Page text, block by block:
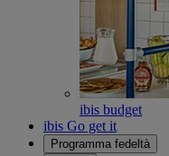
ibis budget
ibis Go get it
Programma fedeltà